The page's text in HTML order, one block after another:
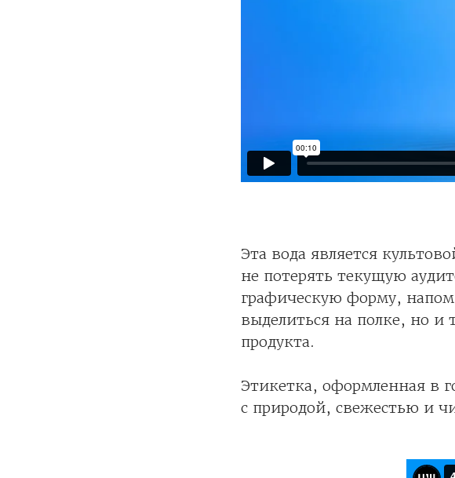
Эта вода является
не потерять текущую
графическую форму,
выделиться на полке, но и
продукта.
Этикетка, оформленная в
с природой, свежестью и